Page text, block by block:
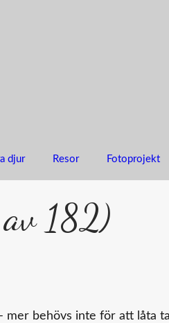
djur Resor Fotoprojekt
182)
mer behövs inte för att låta